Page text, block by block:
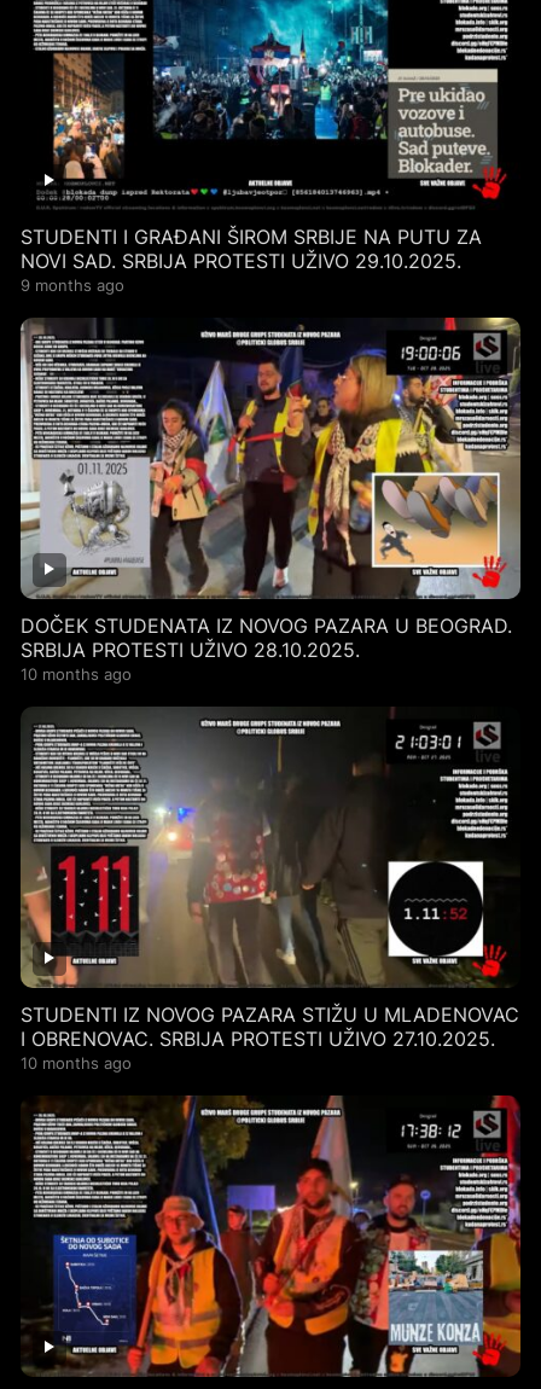
STUDENTI I GRAĐANI ŠIROM SRBIJE NA PUTU ZA
NOVI SAD. SRBIJA PROTESTI UŽIVO 29.10.2025.
9 months ago
DOČEK STUDENATA IZ NOVOG PAZARA U BEOGRAD.
SRBIJA PROTESTI UŽIVO 28.10.2025.
10 months ago
STUDENTI IZ NOVOG PAZARA STIŽU U MLADENOVAC
I OBRENOVAC. SRBIJA PROTESTI UŽIVO 27.10.2025.
10 months ago